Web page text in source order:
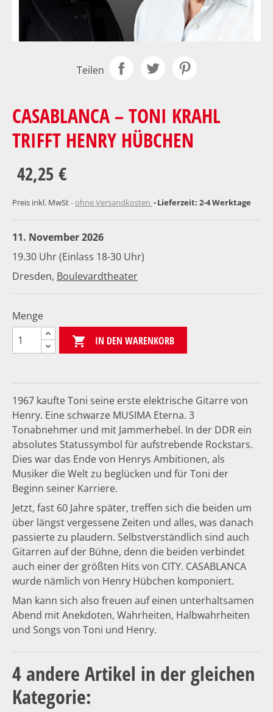
Teilen
CASABLANCA – TONI KRAHL
TRIFFT HENRY HÜBCHEN
42,25 €
Preis inkl. MwSt ohne Versandkosten Lieferzeit: 2-4 Werktage
11. November 2026
19.30 Uhr (Einlass 18-30 Uhr)
Dresden, Boulevardtheater
Menge
 IN DEN WARENKORB
1967 kaufte Toni seine erste elektrische Gitarre von
Henry. Eine schwarze MUSIMA Eterna. 3
Tonabnehmer und mit Jammerhebel. In der DDR ein
absolutes Statussymbol für aufstrebende Rockstars.
Dies war das Ende von Henrys Ambitionen, als
Musiker die Welt zu beglücken und für Toni der
Beginn seiner Karriere.
Jetzt, fast 60 Jahre später, treffen sich die beiden um
über längst vergessene Zeiten und alles, was danach
passierte zu plaudern. Selbstverständlich sind auch
Gitarren auf der Bühne, denn die beiden verbindet
auch einer der größten Hits von CITY. CASABLANCA
wurde nämlich von Henry Hübchen komponiert.
Man kann sich also freuen auf einen unterhaltsamen
Abend mit Anekdoten, Wahrheiten, Halbwahrheiten
und Songs von Toni und Henry.
4 andere Artikel in der gleichen
Kategorie: